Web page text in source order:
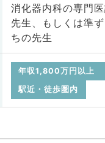
消化器内科の専門
先生、もしくは準
ちの先生
年収1,800万円以上
駅近・徒歩圏内